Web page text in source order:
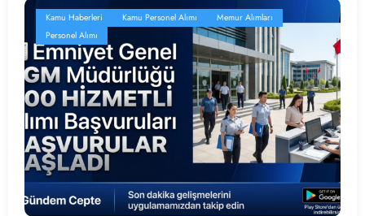
Kamu Haberleri Kamu Personel Alımı
Memur Alımları
Personel Alımı